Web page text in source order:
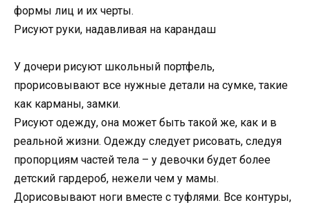
формы лиц и их черты.
Рисуют руки, надавливая на карандаш
У дочери рисуют школьный портфель,
прорисовывают все нужные детали на сумке, такие
как карманы, замки.
Рисуют одежду, она может быть такой же, как и в
реальной жизни. Одежду следует рисовать, следуя
пропорциям частей тела – у девочки будет более
детский гардероб, нежели чем у мамы.
Дорисовывают ноги вместе с туфлями. Все контуры,